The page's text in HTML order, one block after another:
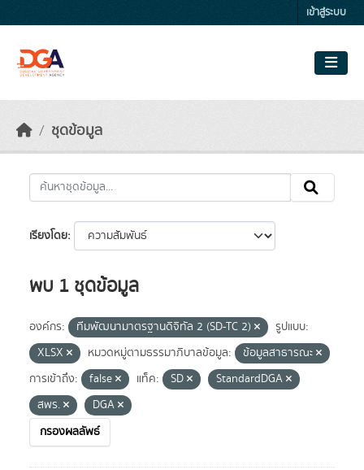
เข้าสู่ระบบ
ชุดข้อมูล
เรียงโดย
พบ 1 ชุดข้อมูล
องค์กร: ทีมพัฒนามาตรฐานดิจิทัล 2 (SD-TC 2)
รูปแบบ:
XLSX
หมวดหมู่ตามธรรมาภิบาลข้อมูล:
ข้อมูลสาธารณะ
การเข้าถึง:
false แท็ค: SD
StandardDGA
สพร.
DGA
กรองผลลัพธ์